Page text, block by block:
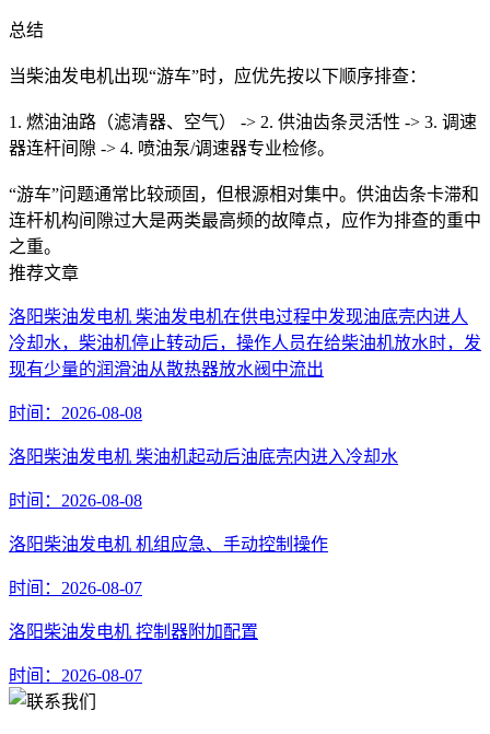
总结
当柴油发电机出现“游车”时，应优先按以下顺序排查：
1. 燃油油路（滤清器、空气） -> 2. 供油齿条灵活性 -> 3. 调速
器连杆间隙 -> 4. 喷油泵/调速器专业检修。
“游车”问题通常比较顽固，但根源相对集中。供油齿条卡滞和
连杆机构间隙过大是两类最高频的故障点，应作为排查的重中
之重。
推荐文章
洛阳柴油发电机 柴油发电机在供电过程中发现油底壳内进人
冷却水，柴油机停止转动后，操作人员在给柴油机放水时，发
现有少量的润滑油从散热器放水阀中流出
时间：2026-08-08
洛阳柴油发电机 柴油机起动后油底壳内进入冷却水
时间：2026-08-08
洛阳柴油发电机 机组应急、手动控制操作
时间：2026-08-07
洛阳柴油发电机 控制器附加配置
时间：2026-08-07